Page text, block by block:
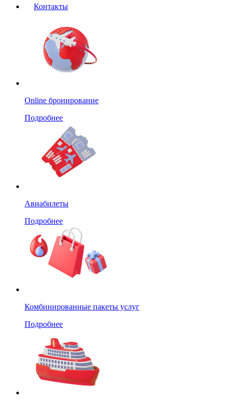
Контакты
Online бронирование
Подробнее
Авиабилеты
Подробнее
Комбинированные пакеты услуг
Подробнее